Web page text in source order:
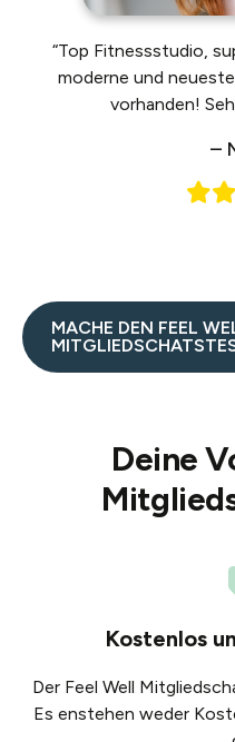
“Top Fitnessstudio,
moderne und
vorhanden!
–
MACHE DEN FEEL
Deine
Kostenlos
Der Feel Well
Es enstehen weder